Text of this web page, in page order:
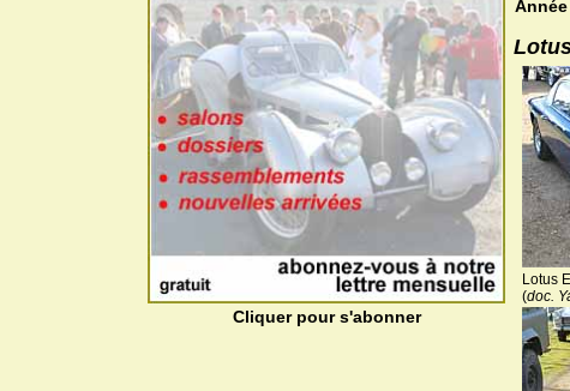
Cliquer pour s'abonner
Lotus
(doc.